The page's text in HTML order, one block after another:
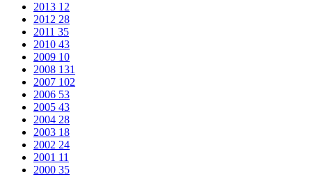
2013 12
2012 28
2011 35
2010 43
2009 10
2008 131
2007 102
2006 53
2005 43
2004 28
2003 18
2002 24
2001 11
2000 35